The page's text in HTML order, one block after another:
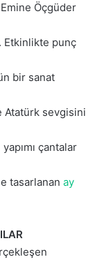
Öçgüder
Etkinlikte punç
bir sanat
Atatürk sevgisini
çantalar
tasarlanan ay